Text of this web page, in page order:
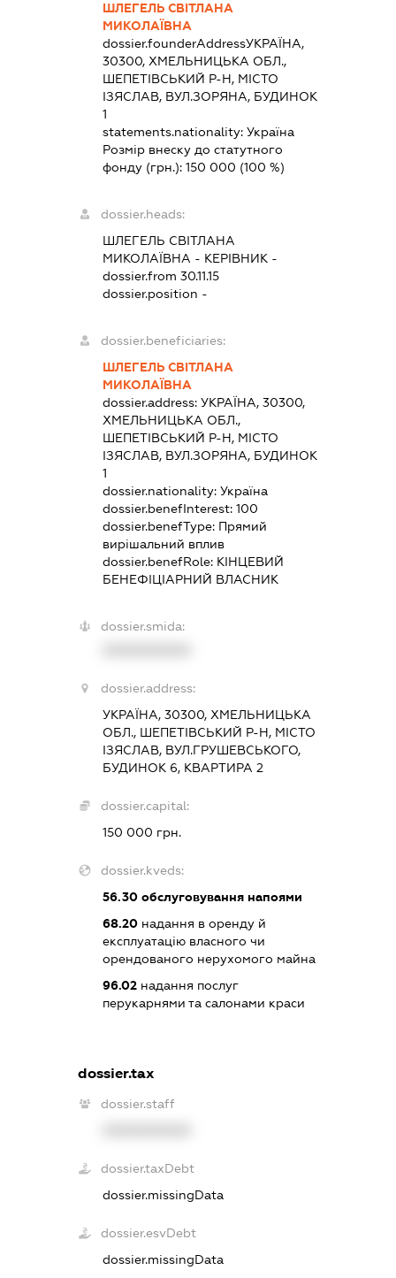
ШЛЕГЕЛЬ СВІТЛАНА
МИКОЛАЇВНА
dossier.founderAddressУКРАЇНА,
30300, ХМЕЛЬНИЦЬКА ОБЛ.,
ШЕПЕТІВСЬКИЙ Р-Н, МІСТО
ІЗЯСЛАВ, ВУЛ.ЗОРЯНА, БУДИНОК
1
statements.nationality:Україна
Розмір внеску до статутного
фонду (грн.):150 000 (100 %)
dossier.heads:
ШЛЕГЕЛЬ СВІТЛАНА
МИКОЛАЇВНА - КЕРІВНИК -
dossier.from 30.11.15
dossier.position -
dossier.beneficiaries:
ШЛЕГЕЛЬ СВІТЛАНА
МИКОЛАЇВНА
dossier.address:УКРАЇНА, 30300,
ХМЕЛЬНИЦЬКА ОБЛ.,
ШЕПЕТІВСЬКИЙ Р-Н, МІСТО
ІЗЯСЛАВ, ВУЛ.ЗОРЯНА, БУДИНОК
1
dossier.nationality:Україна
dossier.benefInterest:100
dossier.benefType: Прямий
вирішальний вплив
dossier.benefRole: КІНЦЕВИЙ
БЕНЕФІЦІАРНИЙ ВЛАСНИК
dossier.smida:
dossier.address:
УКРАЇНА, 30300, ХМЕЛЬНИЦЬКА
ОБЛ., ШЕПЕТІВСЬКИЙ Р-Н, МІСТО
ІЗЯСЛАВ, ВУЛ.ГРУШЕВСЬКОГО,
БУДИНОК 6, КВАРТИРА 2
dossier.capital:
150 000 грн.
dossier.kveds:
56.30 обслуговування напоями
68.20 надання в оренду й
експлуатацію власного чи
орендованого нерухомого майна
96.02 надання послуг
перукарнями та салонами краси
dossier.tax
dossier.staff
dossier.taxDebt
dossier.missingData
dossier.esvDebt
dossier.missingData